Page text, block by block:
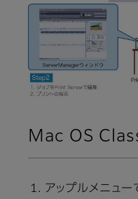
Mac OS
アップルメニュー